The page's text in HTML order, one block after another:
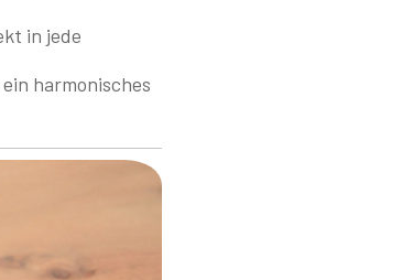
in jede
harmonisches